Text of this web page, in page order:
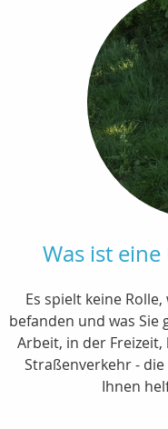
Was ist
Es spielt keine
befanden und was Sie
Arbeit, in der
Straßenverkehr -
Ihnen